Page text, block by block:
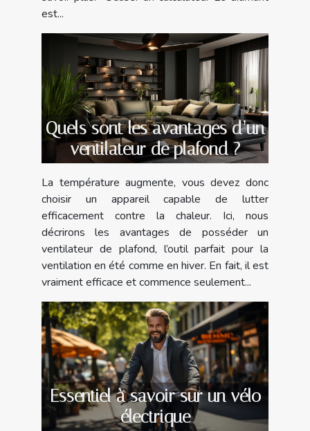
est...
Quels sont les avantages d’un
ventilateur de plafond ?
La température augmente, vous devez donc
choisir un appareil capable de lutter
efficacement contre la chaleur. Ici, nous
décrirons les avantages de posséder un
ventilateur de plafond, l’outil parfait pour la
ventilation en été comme en hiver. En fait, il est
vraiment efficace et commence seulement...
Essentiel à savoir sur un vélo
électrique